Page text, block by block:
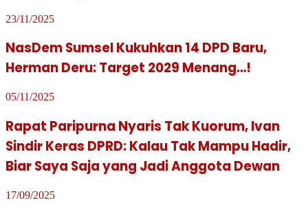
23/11/2025
NasDem Sumsel Kukuhkan 14 DPD Baru,
Herman Deru: Target 2029 Menang…!
05/11/2025
Rapat Paripurna Nyaris Tak Kuorum, Ivan
Sindir Keras DPRD: Kalau Tak Mampu Hadir,
Biar Saya Saja yang Jadi Anggota Dewan
17/09/2025